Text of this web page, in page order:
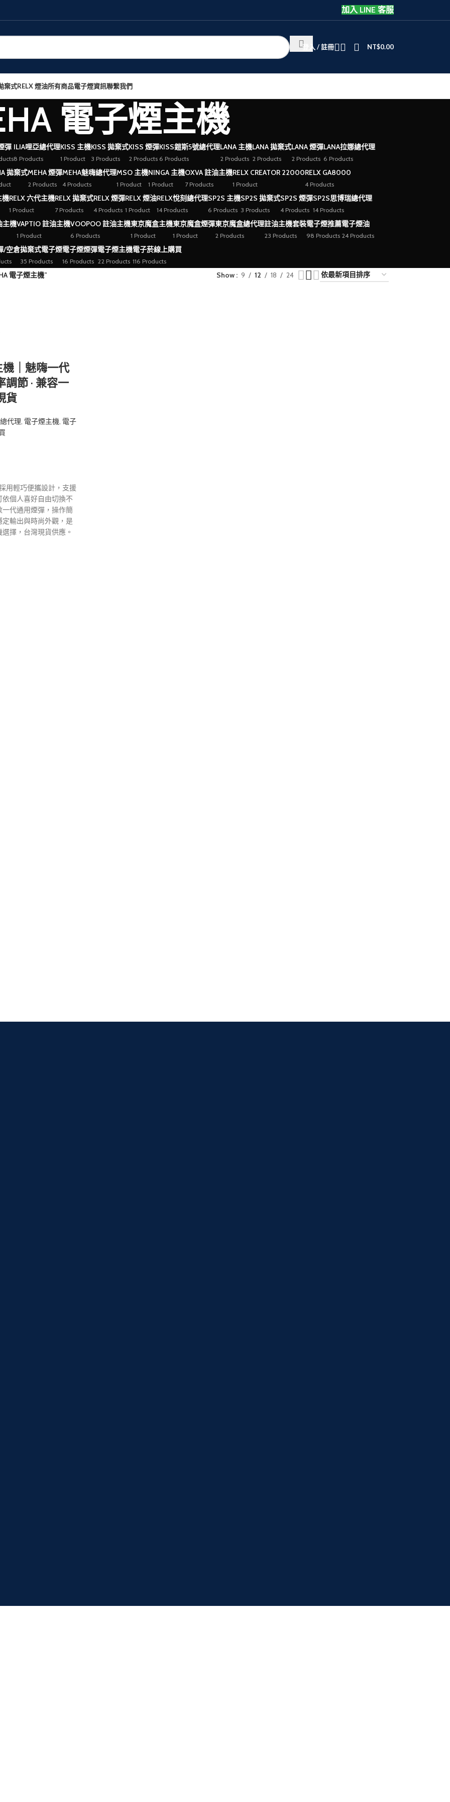
加入 LINE 客服
登入 / 註冊 NT$0.00
棄式RELX 煙油所有商品電子煙資訊聯繫我們
電子煙主機
彈 ILIA哩亞總代理
8 Products
KISS 主機
1 Product
KISS 拋棄式
3 Products
KISS 煙彈
2 Products
KISS鎧斯5號總代理
6 Products
LANA 主機
2 Products
LANA 拋棄式
2 Products
LANA 煙彈
2 Products
LANA拉娜總代理
6 Products
拋棄式MEHA 煙彈
2 Products
MEHA魅嗨總代理
4 Products
MSO 主機
1 Product
NINGA 主機
1 Product
OXVA 註油主機
7 Products
RELX CREATOR 22000
1 Product
RELX GA8000
4 Products
機RELX 六代主機
1 Product
RELX 拋棄式
7 Products
RELX 煙彈
4 Products
RELX 煙油
1 Product
RELX悅刻總代理
14 Products
SP2S 主機
6 Products
SP2S 拋棄式
3 Products
SP2S 煙彈
4 Products
SP2S思博瑞總代理
14 Products
主機VAPTIO 註油主機
1 Product
VOOPOO 註油主機
6 Products
東京魔盒主機
1 Product
東京魔盒煙彈
1 Product
東京魔盒總代理
2 Products
註油主機套裝
23 Products
電子煙推薦
98 Products
電子煙油
24 Products
/空倉拋棄式電子煙
35 Products
電子煙煙彈
16 Products
電子煙主機
22 Products
電子菸線上購買
116 Products
電子煙主機” Show 9 12 18 24
｜魅嗨一代
調節 · 兼容一
貨
代理 電子煙主機 電子
用輕巧便攜設計，支援
個人喜好自由切換不
代通用煙彈，操作簡
輸出與時尚外觀，是
擇，台灣現貨供應。